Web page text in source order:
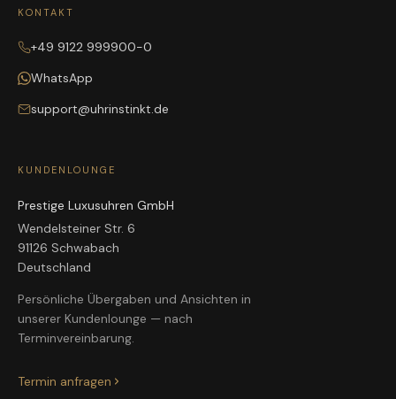
KONTAKT
+49 9122 999900-0
WhatsApp
support@uhrinstinkt.de
KUNDENLOUNGE
Prestige Luxusuhren GmbH
Wendelsteiner Str. 6
91126 Schwabach
Deutschland
Persönliche Übergaben und Ansichten in
unserer Kundenlounge — nach
Terminvereinbarung.
Termin anfragen